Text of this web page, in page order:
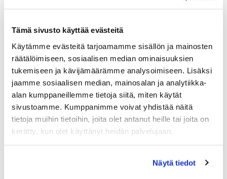
Tämä sivusto käyttää evästeitä
Käytämme evästeitä tarjoamamme sisällön ja mainosten
räätälöimiseen, sosiaalisen median ominaisuuksien
tukemiseen ja kävijämäärämme analysoimiseen. Lisäksi
jaamme sosiaalisen median, mainosalan ja analytiikka-
alan kumppaneillemme tietoja siitä, miten käytät
sivustoamme. Kumppanimme voivat yhdistää näitä
tietoja muihin tietoihin, joita olet antanut heille tai joita on
kerätty, kun olet käyttänyt heidän palvelujaan.
Näytä tiedot
Vaikuttavuudesta hyötyy koko alue
on vahvistaa alueen elinvoimaa, luoda enemmän
matkailijavirtoja ja parantaa palvelutarjontaa
paikallisille, kesäasukkaille ja vierailijoille. Tehdään
yhdessä Tainionvirrasta vastuullisen matkailun mallialue,
jossa yhdistyvät luonnon kauneus, laadukkaat palvelut
ja kestävä kehitys. Jo nyt yritysryhmän saamat tulokset
kiinnostavat laajalti, hanketta on käyty esittelemässä
useassa eri yrittäjätilaisuudessa eri puolella Hämettä.